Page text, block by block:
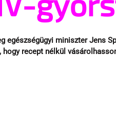
egészségügyi miniszter Jens
hogy recept nélkül